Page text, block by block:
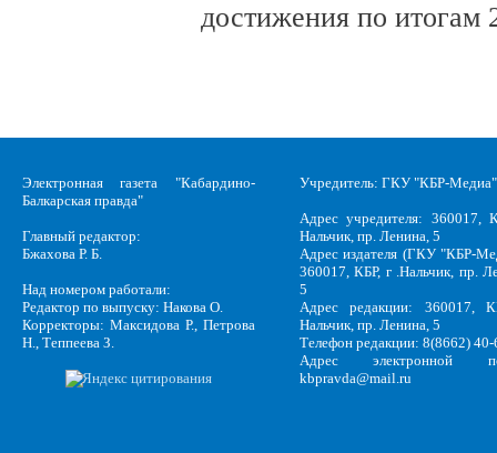
достижения по итогам
Электронная газета "Кабардино-
Балкарская правда"
Главный редактор:
Бжахова Р. Б.
Над номером работали:
Редактор по выпуску: Накова О.
Корректоры: Максидова Р., Петрова
Н., Теппеева З.
Учредитель: ГКУ "КБР-Медиа"
Адрес учредителя: 360017,
Нальчик, пр. Ленина, 5
Адрес издателя (ГКУ "КБР-
360017, КБР, г .Нальчик, пр.
5
Адрес редакции: 360017,
Нальчик, пр. Ленина, 5
Телефон редакции: 8(8662)
Адрес электронной
kbpravda@mail.ru